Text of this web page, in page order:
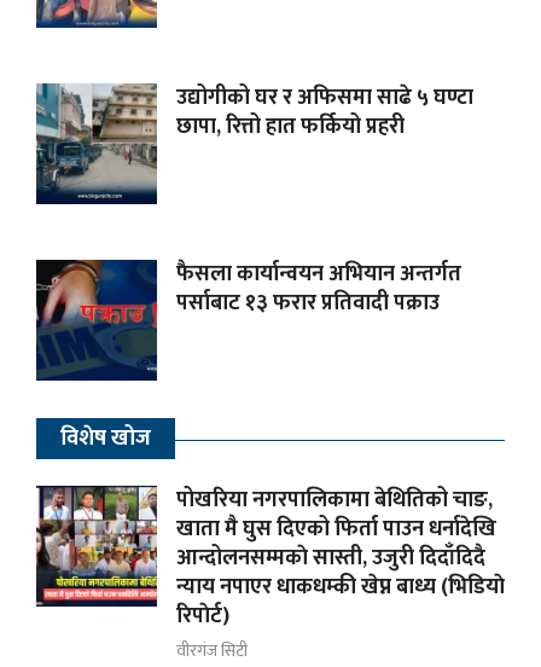
उद्योगीको घर र अफिसमा साढे ५ घण्टा
छापा, रित्तो हात फर्कियो प्रहरी
फैसला कार्यान्वयन अभियान अन्तर्गत
पर्साबाट १३ फरार प्रतिवादी पक्राउ
विशेष खोज
पोखरिया नगरपालिकामा बेथितिको चाङ,
खाता मै घुस दिएको फिर्ता पाउन धर्नादेखि
आन्दोलनसम्मकाे सास्ती, उजुरी दिदाँदिदै
न्याय नपाएर धाकधम्की खेप्न बाध्य (भिडियाे
रिपाेर्ट)
वीरगंज सिटी